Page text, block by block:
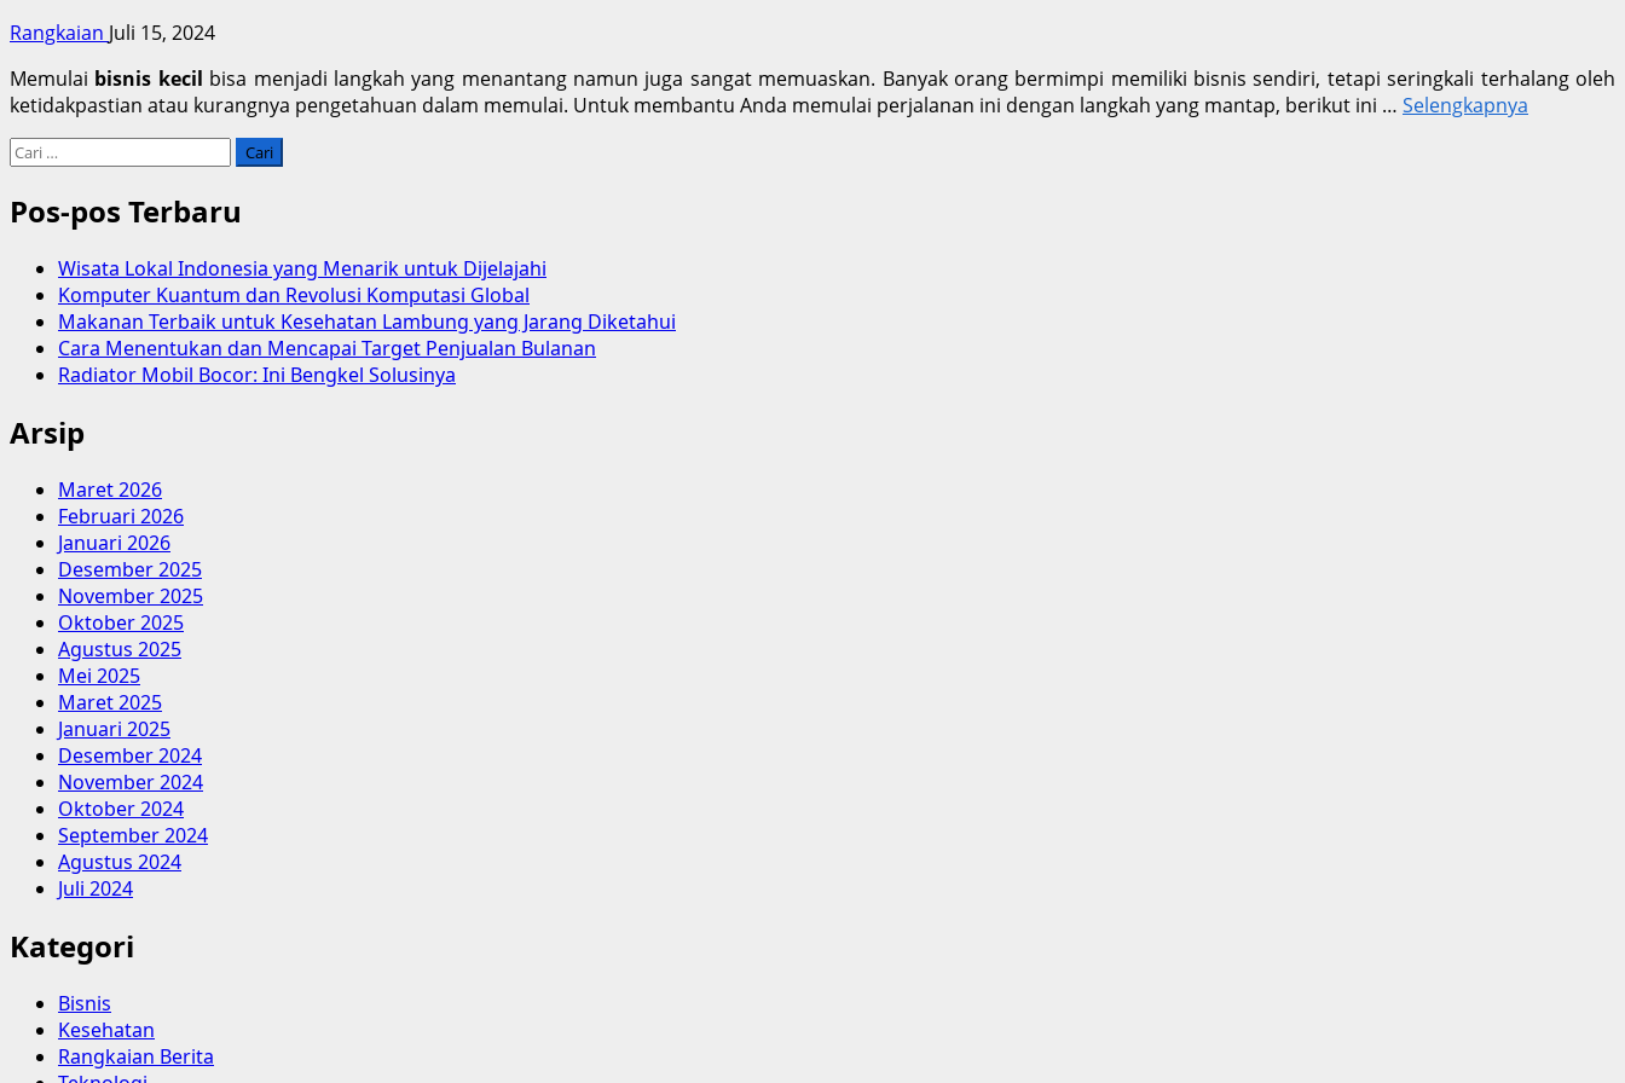
Rangkaian Juli 15, 2024
Memulai bisnis kecil bisa menjadi langkah yang menantang namun juga sangat memuaskan. Banyak orang bermimpi memiliki bisnis sendiri, tetapi seringkali terhalang oleh
ketidakpastian atau kurangnya pengetahuan dalam memulai. Untuk membantu Anda memulai perjalanan ini dengan langkah yang mantap, berikut ini … Selengkapnya
Cari
Pos-pos Terbaru
Wisata Lokal Indonesia yang Menarik untuk Dijelajahi
Komputer Kuantum dan Revolusi Komputasi Global
Makanan Terbaik untuk Kesehatan Lambung yang Jarang Diketahui
Cara Menentukan dan Mencapai Target Penjualan Bulanan
Radiator Mobil Bocor: Ini Bengkel Solusinya
Arsip
Maret 2026
Februari 2026
Januari 2026
Desember 2025
November 2025
Oktober 2025
Agustus 2025
Mei 2025
Maret 2025
Januari 2025
Desember 2024
November 2024
Oktober 2024
September 2024
Agustus 2024
Juli 2024
Kategori
Bisnis
Kesehatan
Rangkaian Berita